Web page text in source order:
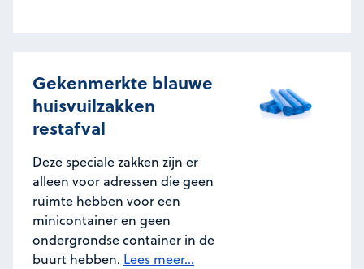
Gekenmerkte blauwe
huisvuilzakken
restafval
Deze speciale zakken zijn er
alleen voor adressen die geen
ruimte hebben voor een
minicontainer en geen
ondergrondse container in de
buurt hebben. Lees meer...